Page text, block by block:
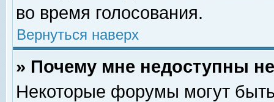
во время голосования.
Вернуться наверх
» Почему мне недоступны
Некоторые форумы могут